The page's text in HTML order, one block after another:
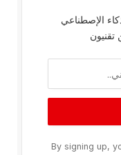
الإصطناعي
تقنيون
By signing up,